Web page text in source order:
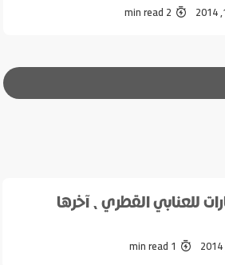
2 min read
للعنابي القطري، آخرها
1 min read